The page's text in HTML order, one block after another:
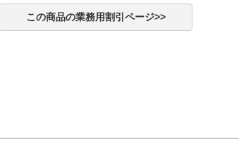
この商品の業務用割引ページ>>